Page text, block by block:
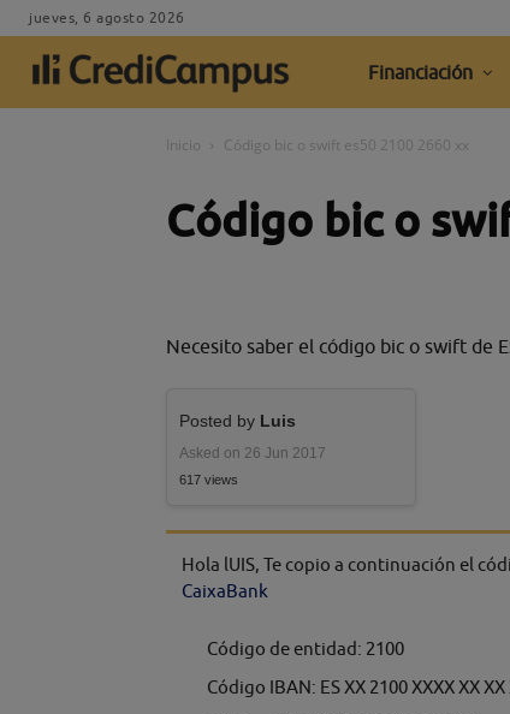
jueves, 6 agosto 2026
Financiación
Inicio Código bic o swift es50 2100 2660 xx
Código bic o
Necesito saber el código bic o swift de
Posted by Luis
Asked on 26 Jun 2017
617 views
Hola lUIS, Te copio a continuación el
CaixaBank
Código de entidad: 2100
Código IBAN: ES XX 2100 XXXX XX XX